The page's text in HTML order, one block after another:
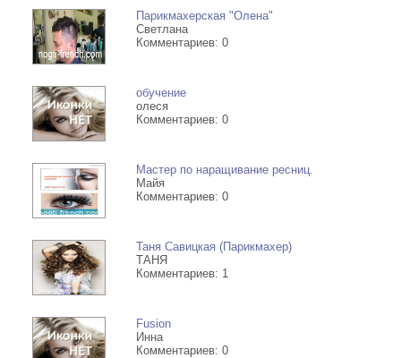
Парикмахерская "Олена"
Светлана
Комментариев: 0
обучение
олеся
Комментариев: 0
Мастер по наращивание ресниц.
Майя
Комментариев: 0
Таня Савицкая (Парикмахер)
ТАНЯ
Комментариев: 1
Fusion
Инна
Комментариев: 0